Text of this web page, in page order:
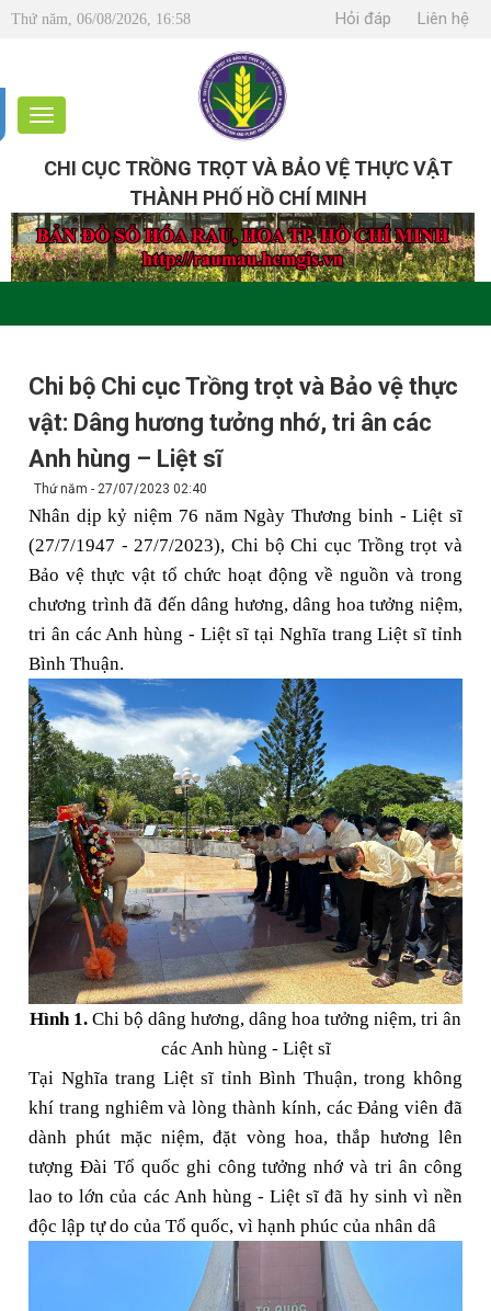
Thứ năm, 06/08/2026, 16:58 Hỏi đáp Liên hệ
CHI CỤC TRỒNG TRỌT VÀ BẢO VỆ THỰC VẬT
THÀNH PHỐ HỒ CHÍ MINH
Chi bộ Chi cục Trồng trọt và Bảo vệ thực
vật: Dâng hương tưởng nhớ, tri ân các
Anh hùng – Liệt sĩ
Thứ năm - 27/07/2023 02:40
Nhân dịp kỷ niệm 76 năm Ngày Thương binh - Liệt sĩ
(27/7/1947 - 27/7/2023), Chi bộ Chi cục Trồng trọt và
Bảo vệ thực vật tổ chức hoạt động về nguồn và trong
chương trình đã đến dâng hương, dâng hoa tưởng niệm,
tri ân các Anh hùng - Liệt sĩ tại Nghĩa trang Liệt sĩ tỉnh
Bình Thuận.
Hình 1. Chi bộ dâng hương, dâng hoa tưởng niệm, tri ân
các Anh hùng - Liệt sĩ
Tại Nghĩa trang Liệt sĩ tỉnh Bình Thuận, trong không
khí trang nghiêm và lòng thành kính, các Đảng viên đã
dành phút mặc niệm, đặt vòng hoa, thắp hương lên
tượng Đài Tổ quốc ghi công tưởng nhớ và tri ân công
lao to lớn của các Anh hùng - Liệt sĩ đã hy sinh vì nền
độc lập tự do của Tổ quốc, vì hạnh phúc của nhân dâ